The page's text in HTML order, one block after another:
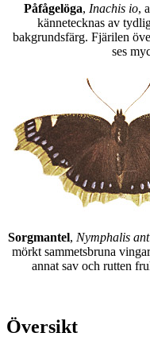
Påfågelöga, Inachis io,
kännetecknas av
bakgrundsfärg. Fjärilen
ses
Sorgmantel, Nymphalis
mörkt sammetsbruna
annat sav och rutten
Översikt